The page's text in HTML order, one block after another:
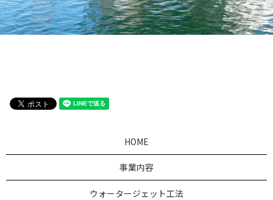
HOME
事業内容
ウォータージェット工法